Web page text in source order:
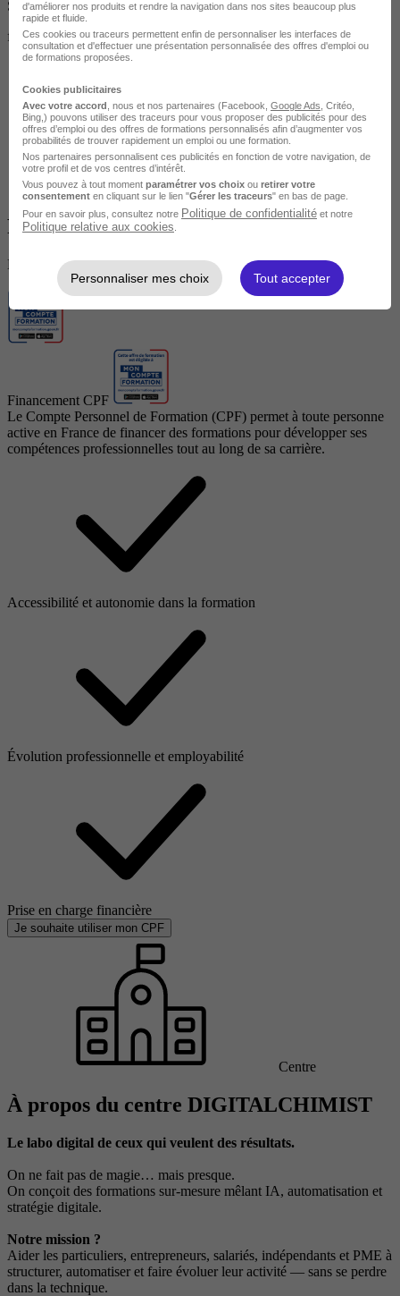
Sur mesure
formation personnalisée
Financement
Des solutions de financement pour vous aider
Financement CPF
Le Compte Personnel de Formation (CPF) permet à toute personne
active en France de financer des formations pour développer ses
compétences professionnelles tout au long de sa carrière.
Accessibilité et autonomie dans la formation
Évolution professionnelle et employabilité
Prise en charge financière
Je souhaite utiliser mon CPF
Centre
À propos du centre DIGITALCHIMIST
Le labo digital de ceux qui veulent des résultats.
On ne fait pas de magie… mais presque.
On conçoit des formations sur-mesure mêlant IA, automatisation et
stratégie digitale.
Notre mission ?
Aider les particuliers, entrepreneurs, salariés, indépendants et PME à
structurer, automatiser et faire évoluer leur activité — sans se perdre
dans la technique.
d'améliorer nos produits et rendre la navigation dans nos sites beaucoup plus
rapide et fluide.
Ces cookies ou traceurs permettent enfin de personnaliser les interfaces de
consultation et d'effectuer une présentation personnalisée des offres d'emploi ou
de formations proposées.
Cookies publicitaires
Avec votre accord , nous et nos partenaires (Facebook, Google Ads , Critéo,
Bing,) pouvons utiliser des traceurs pour vous proposer des publicités pour des
offres d’emploi ou des offres de formations personnalisés afin d’augmenter vos
probabilités de trouver rapidement un emploi ou une formation.
Nos partenaires personnalisent ces publicités en fonction de votre navigation, de
votre profil et de vos centres d’intérêt.
Vous pouvez à tout moment paramétrer vos choix ou retirer votre
consentement en cliquant sur le lien "Gérer les traceurs" en bas de page.
Pour en savoir plus, consultez notre Politique de confidentialité et notre
Politique relative aux cookies
Personnaliser mes choix Tout accepter